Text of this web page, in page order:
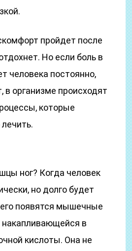
пройдет после
Но если боль в
человека постоянно,
в организме происходят
которые
ног? Когда человек
но долго будет
появятся мышечные
накапливающейся в
кислоты. Она не